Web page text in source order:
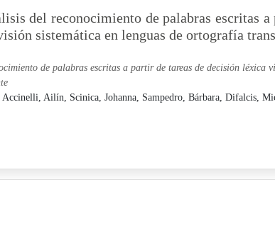
del reconocimiento de palabras escritas a
sistemática en lenguas de ortografía
de palabras escritas a partir de tareas de decisión léxica
Accinelli, Ailín, Scinica, Johanna, Sampedro, Bárbara, Difalcis,